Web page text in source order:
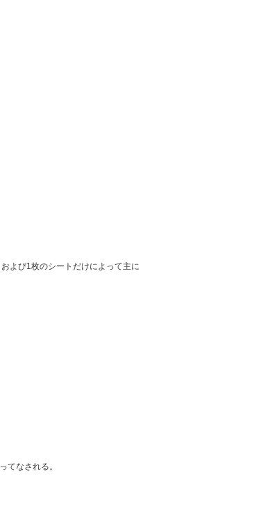
よび1枚のシートだけによって主に
てなされる。